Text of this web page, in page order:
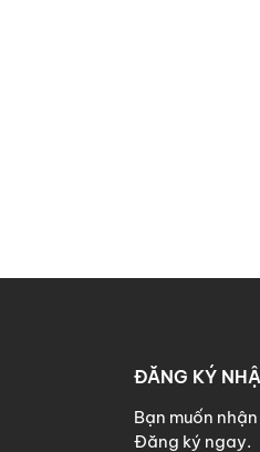
Gia
ĐĂNG KÝ
Bạn muốn
Đăng ký ngay.